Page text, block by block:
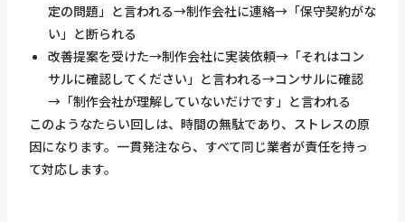
定の問題」と言われる→制作会社に連絡→「保守契約がな
い」と断られる
改善提案を受けた→制作会社に実装依頼→「それはコン
サルに確認してください」と言われる→コンサルに確認
→「制作会社が理解していないだけです」と言われる
このようなたらい回しは、時間の無駄であり、ストレスの原
因になります。一貫発注なら、すべて同じ業者が責任を持っ
て対応します。